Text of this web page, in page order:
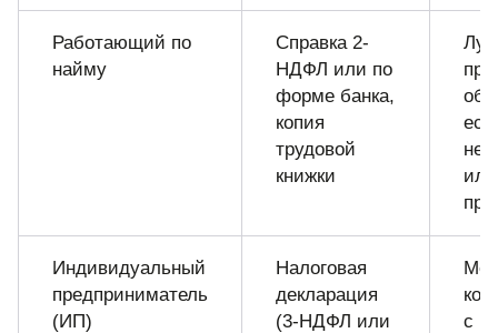
Работающий по
найму
Справка 2-
НДФЛ или по
форме банка,
копия
трудовой
книжки
Индивидуальный
предприниматель
(ИП)
Налоговая
декларация
(3-НДФЛ или
с